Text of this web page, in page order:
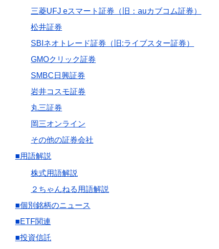
三菱UFJ eスマート証券（旧：auカブコム証券）
松井証券
SBIネオトレード証券（旧:ライブスター証券）
GMOクリック証券
SMBC日興証券
岩井コスモ証券
丸三証券
岡三オンライン
その他の証券会社
■用語解説
株式用語解説
２ちゃんねる用語解説
■個別銘柄のニュース
■ETF関連
■投資信託